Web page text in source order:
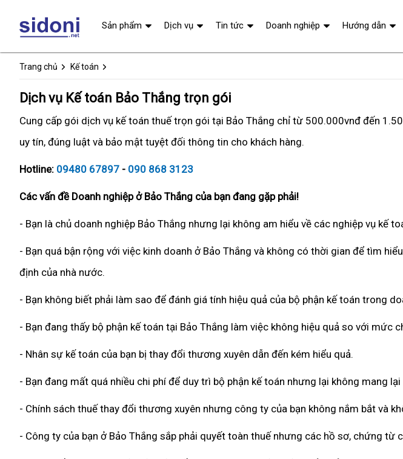
Trang chủ Kế toán
Dịch vụ Kế toán Bảo Thắng trọn gói
Cung cấp gói dịch vụ kế toán thuế trọn gói tại Bảo Thắng chỉ từ 500.000vnđ đến
uy tín, đúng luật và bảo mật tuyệt đối thông tin cho khách hàng.
Hotline: 09480 67897 - 090 868 3123
Các vấn đề Doanh nghiệp ở Bảo Thắng của bạn đang gặp phải!
- Bạn là chủ doanh nghiệp Bảo Thắng nhưng lại không am hiểu về các nghiệp vụ kế
- Bạn quá bận rộng với việc kinh doanh ở Bảo Thắng và không có thời gian để tìm
định của nhà nước.
- Bạn không biết phải làm sao để đánh giá tính hiệu quả của bộ phận kế toán trong
- Bạn đang thấy bộ phận kế toán tại Bảo Thắng làm việc không hiệu quả so với mức
- Nhân sự kế toán của bạn bị thay đổi thương xuyên dẫn đến kém hiểu quả.
- Bạn đang mất quá nhiều chi phí để duy trì bộ phận kế toán nhưng lại không mang
- Chính sách thuế thay đổi thương xuyên nhưng công ty của bạn không nắm bắt và
- Công ty của bạn ở Bảo Thắng sắp phải quyết toàn thuế nhưng các hồ sơ, chứng từ
Sản phẩm Dịch vụ Tin tức Doanh nghiệp Hướng dẫn